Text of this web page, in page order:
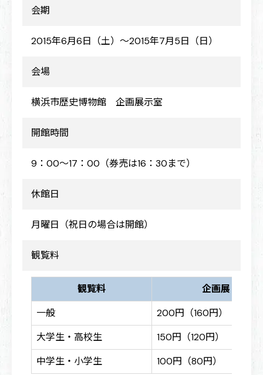
会期
2015年6月6日（土）～2015年7月5日（日）
会場
横浜市歴史博物館 企画展示室
開館時間
9：00～17：00（券売は16：30まで）
休館日
月曜日（祝日の場合は開館）
観覧料
観覧料
企画展
一般
200円（160円）
大学生・高校生
150円（120円）
中学生・小学生
100円（80円）